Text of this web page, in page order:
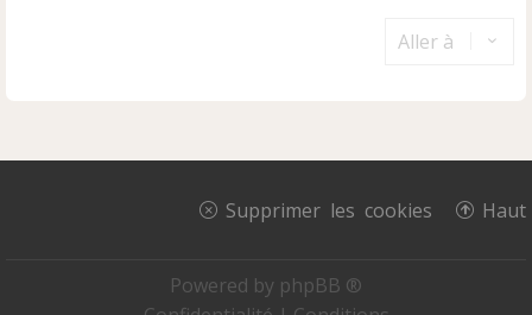
Aller à
Haut
Supprimer les cookies
Powered by phpBB ®